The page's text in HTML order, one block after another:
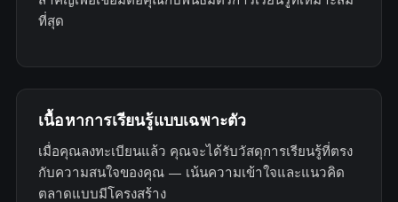
ที่สุด
เนื้อหาการเรียนรู้แบบเฉพาะตัว
เมื่อคุณลงทะเบียนแล้ว คุณจะได้รับวัสดุการเรียนรู้ที่ตรง
กับความสนใจของคุณ — เน้นความเข้าใจและแนวคิด
ตลาดแบบมีโครงสร้าง